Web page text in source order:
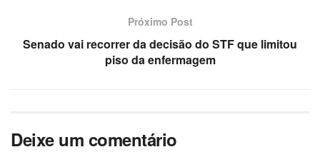
Próximo Post
Senado vai recorrer da decisão do STF que limitou
piso da enfermagem
Deixe um comentário